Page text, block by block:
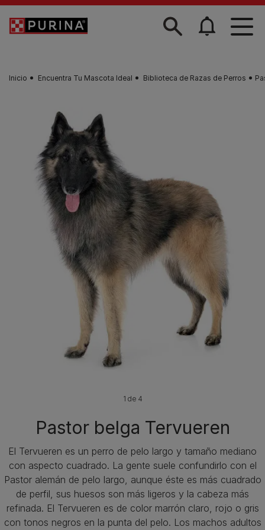
Skip to main content
Inicio Encuentra Tu Mascota Ideal Biblioteca de Razas de Perros
Pastor belga Tervueren
El Tervueren es un perro de pelo largo y tamaño mediano
con aspecto cuadrado. La gente suele confundirlo con el
Pastor alemán de pelo largo, aunque éste es más cuadrado
de perfil, sus huesos son más ligeros y la cabeza más
refinada. El Tervueren es de color marrón claro, rojo o gris
con tonos negros en la punta del pelo. Los machos adultos
1 de 4